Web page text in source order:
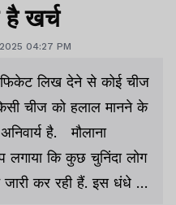
है खर्च
04:27 PM
लिख देने से कोई चीज
चीज को हलाल मानने के
है. मौलाना
लगाया कि कुछ चुनिंदा लोग
कर रही हैं. इस धंधे से